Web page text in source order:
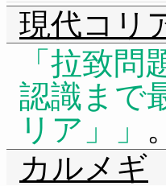
現代コリ
拉致問
認識まで
リア」
。
カルメギ